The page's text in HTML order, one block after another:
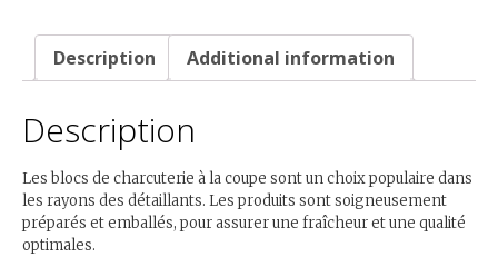
Description Additional information
Description
Les blocs de charcuterie à la coupe sont un choix populaire dans
les rayons des détaillants. Les produits sont soigneusement
préparés et emballés, pour assurer une fraîcheur et une qualité
optimales.